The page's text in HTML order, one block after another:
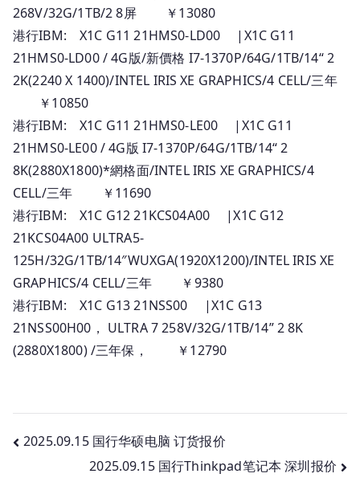
268V/32G/1TB/2 8屏 ￥13080
港行IBM: X1C G11 21HMS0-LD00 |X1C G11
21HMS0-LD00 / 4G版/新價格 I7-1370P/64G/1TB/14“ 2
2K(2240 X 1400)/INTEL IRIS XE GRAPHICS/4 CELL/三年
￥10850
港行IBM: X1C G11 21HMS0-LE00 |X1C G11
21HMS0-LE00 / 4G版 I7-1370P/64G/1TB/14“ 2
8K(2880X1800)*網格面/INTEL IRIS XE GRAPHICS/4
CELL/三年 ￥11690
港行IBM: X1C G12 21KCS04A00 |X1C G12
21KCS04A00 ULTRA5-
125H/32G/1TB/14″WUXGA(1920X1200)/INTEL IRIS XE
GRAPHICS/4 CELL/三年 ￥9380
港行IBM: X1C G13 21NSS00 |X1C G13
21NSS00H00， ULTRA 7 258V/32G/1TB/14” 2 8K
(2880X1800) /三年保， ￥12790
文
2025.09.15 国行华硕电脑 订货报价
2025.09.15 国行Thinkpad笔记本 深圳报价